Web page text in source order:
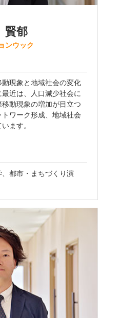
郁
ンウック
現象と地域社会の変化
近は、人口減少社会に
動現象の増加が目立つ
ワーク形成、地域社会
ます。
都市・まちづくり演